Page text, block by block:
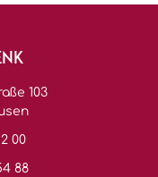
103
00
88